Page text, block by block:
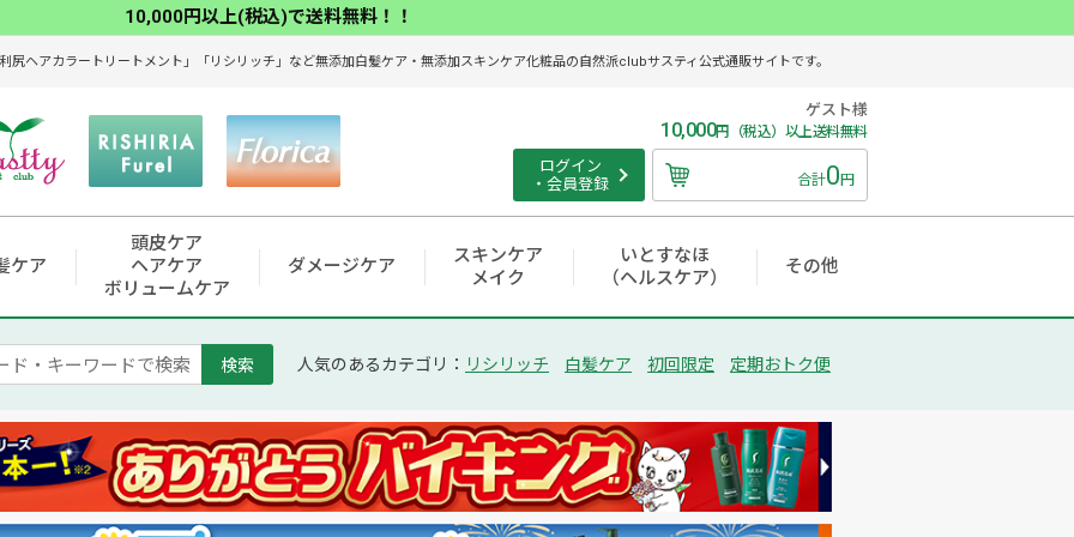
10,000円以上(税込)で送料無料！！
尻ヘアカラートリートメント」「リシリッチ」など無添加白髪ケア・無添加スキンケア化粧品の自然派clubサスティ公式通販サイトです。
ログイン
・会員登録
ゲスト様
10,000円（税込）以上送料無料
合計0円
ケア
頭皮ケア
ヘアケア
ボリュームケア
ダメージケア
スキンケア
メイク
いとすなほ
（ヘルスケア）
その他
検索 人気のあるカテゴリ： リシリッチ 白髪ケア 初回限定 定期おトク便